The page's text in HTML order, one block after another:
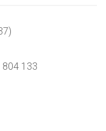
804 133